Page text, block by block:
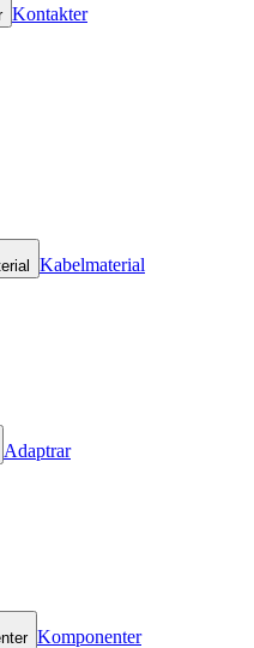
Kontakter
Kabelmaterial
Adaptrar
Komponenter